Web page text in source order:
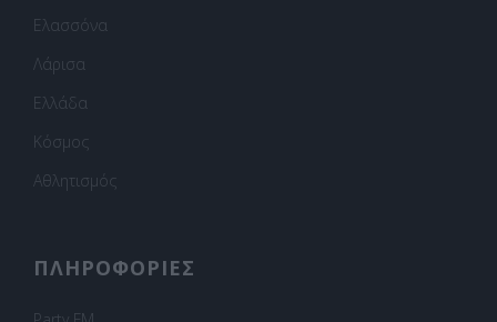
Ελασσόνα
Λάρισα
Ελλάδα
Κόσμος
Αθλητισμός
ΠΛΗΡΟΦΟΡΙΕΣ